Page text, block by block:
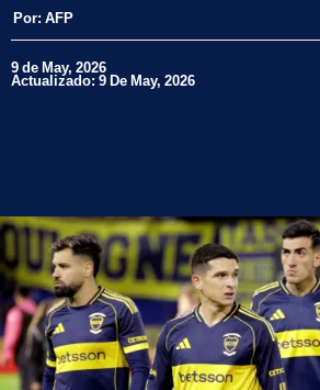
Por: AFP
9 de May, 2026
Actualizado: 9 De May, 2026